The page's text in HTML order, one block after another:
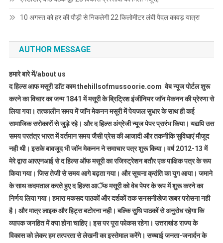
10 अगस्त को हर की पौड़ी से निकलेगी 22 किलोमीटर लंबी पैदल कावड़ यात्रा
AUTHOR MESSAGE
हमारे बारे में/about us
द हिल्स आफ मसूरी डाॅट काम thehillsofmussoorie.com वेब न्यूज पोर्टल शुरू
करने का विचार का जन्म 1841 में मसूरी के ब्रिट्रिश इंजीनियर जाॅन मेकनन की प्रेरणा से
लिया गया। तत्कालीन समय में जाॅन मेकनन मसूरी में पेयजल सुधार के साथ ही कई
सामाजिक सरोकारों से जुड़े रहे। और द हिल्स अंग्रेजी न्यूज पेपर प्रारंभ किया। यद्यपि उस
समय परतंत्र भारत में वर्तमान समय जैसी प्रेस की आजादी और तकनीकि सुविधाएं मौजूद
नही थी। इसके बावजूद भी जाॅन मेकनन ने समाचार पत्र शुरू किया। वर्ष 2012-13 में
मेरे द्वारा आरएनआई से द हिल्स ऑफ मसूरी का रजिस्ट्रेशन बतौर एक पाक्षिक पत्र के रूप
किया गया। जिस तेजी से समय आगे बढ़ता गया। और सूचना क्रांति का युग आया। जमाने
के साथ कदमताल करते हुए द हिल्स आॅफ मसूरी को वेब पेपर के रूप में शुरू करने का
निर्णय लिया गया। हमारा मकसद पाठकों और दर्शकों तक सनसनीखेज खबर परोसना नही
है। और मात्र लाइक और हिट्स बटोरना नही। बल्कि सुधि पाठकों से अनुरोध रहेगा कि
व्यापक जनहित में क्या होना चाहिए। इस पर पूरा फोकस रहेगा। उत्तराखंड राज्य के
विकास को लेकर हम तत्परता से लेखनी का इस्तेमाल करेंगे। सच्चाई जनता-जनार्दन के